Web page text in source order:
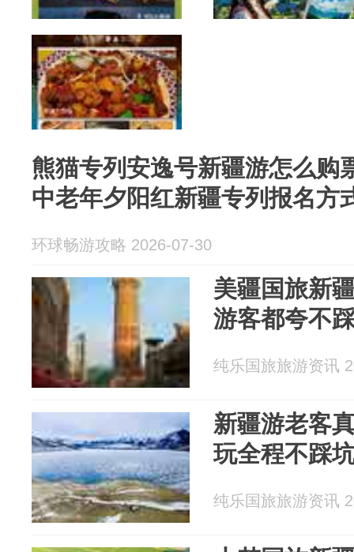
熊猫专列安逸号新疆游怎么购
中老年夕阳红新疆专列报名方
环球畅游攻略 2026-07-30
美疆国旅新
游客都夸不
纯乐国旅旅游资讯
新疆游老客
玩全程不踩
纯乐国旅旅游资讯